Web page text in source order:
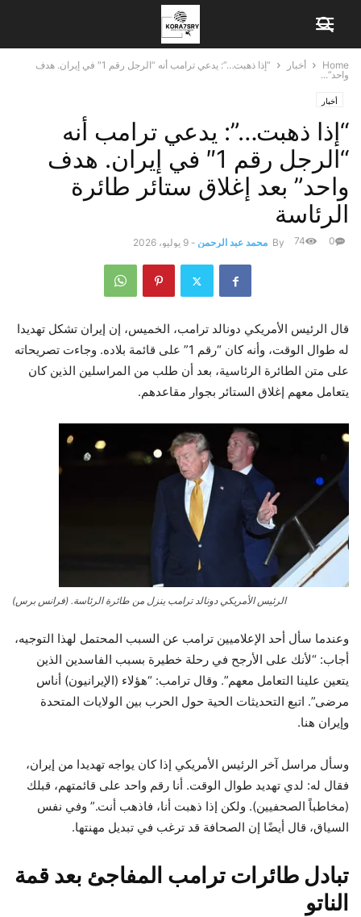
Home أخبار
“إذا ذهبت…”: يدعي ترامب أنه “الرجل رقم 1″ في إيران. هدف
واحد”...
أخبار
“إذا ذهبت…”: يدعي ترامب أنه
“الرجل رقم 1″ في إيران. هدف
واحد” بعد إغلاق ستائر طائرة
الرئاسة
By محمد عبد الرحمن - 9 يوليو، 2026 0
74
قال الرئيس الأمريكي دونالد ترامب، الخميس، إن إيران تشكل تهديدا
له طوال الوقت، وأنه كان “رقم 1” على قائمة بلاده. وجاءت تصريحاته
على متن الطائرة الرئاسية، بعد أن طلب من المراسلين الذين كان
يتعامل معهم إغلاق الستائر بجوار مقاعدهم.
الرئيس الأمريكي دونالد ترامب ينزل من طائرة الرئاسة. (فرانس برس)
وعندما سأل أحد الإعلاميين ترامب عن السبب المحتمل لهذا التوجيه،
أجاب: “لأنك على الأرجح في رحلة خطيرة بسبب الفاسدين الذين
يتعين علينا التعامل معهم”. وقال ترامب: “هؤلاء (الإيرانيون) أناس
مرضى”. اتبع التحديثات الحية حول الحرب بين الولايات المتحدة
وإيران هنا.
وسأل مراسل آخر الرئيس الأمريكي إذا كان يواجه تهديدا من إيران،
فقال له: لدي تهديد طوال الوقت. أنا رقم واحد على قائمتهم، قبلك
(مخاطباً الصحفيين). ولكن إذا ذهبت أنا، فاذهب أنت.” وفي نفس
السياق، قال أيضًا إن الصحافة قد ترغب في تبديل مهنتها.
تبادل طائرات ترامب المفاجئ بعد قمة
الناتو